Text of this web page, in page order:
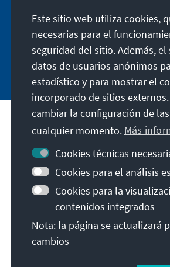
Abständen in aller Kürze über
für unsere nahe Zukunft für
Jetzt
Visita también
Pie de imprenta
Condiciones de
Declaración sobre
Barriere
© Konrad-Adenauer-Stiftung
Este sitio web utiliza cookies,
necesarias para el
seguridad del sitio. Además,
datos de usuarios anónimos
estadístico y para mostrar el
incorporado de sitios
cambiar la configuración de
cualquier momento. Más
Cookies técnicas
Cookies para el análisis
Cookies para la
contenidos integrados
Nota: la página se actualizará
cambios